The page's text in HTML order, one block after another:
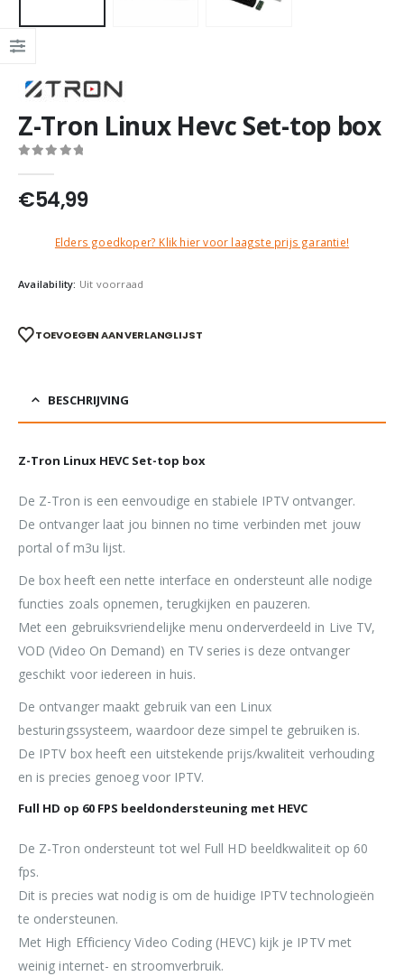
Z-Tron Linux Hevc Set-top box
€54,99
Elders goedkoper? Klik hier voor laagste prijs garantie!
Availability: Uit voorraad
TOEVOEGEN AAN VERLANGLIJST
BESCHRIJVING
Z-Tron Linux HEVC Set-top box
De Z-Tron is een eenvoudige en stabiele IPTV ontvanger.
De ontvanger laat jou binnen no time verbinden met jouw
portal of m3u lijst.
De box heeft een nette interface en ondersteunt alle nodige
functies zoals opnemen, terugkijken en pauzeren.
Met een gebruiksvriendelijke menu onderverdeeld in Live TV,
VOD (Video On Demand) en TV series is deze ontvanger
geschikt voor iedereen in huis.
De ontvanger maakt gebruik van een Linux
besturingssysteem, waardoor deze simpel te gebruiken is.
De IPTV box heeft een uitstekende prijs/kwaliteit verhouding
en is precies genoeg voor IPTV.
Full HD op 60 FPS beeldondersteuning met HEVC
De Z-Tron ondersteunt tot wel Full HD beeldkwaliteit op 60
fps.
Dit is precies wat nodig is om de huidige IPTV technologieën
te ondersteunen.
Met High Efficiency Video Coding (HEVC) kijk je IPTV met
weinig internet- en stroomverbruik.